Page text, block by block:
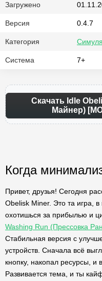
Загружено
Версия 0.4.7
Категория
Система 7+
Скачать Idle
Майнер)
Когда
Привет, друзья! Сегодня
Obelisk Miner. Это та игра,
охотишься за прибылью и
Washing Run (Прессовка
Стабильная версия с
устройств. Сначала всё
кнопку, накопал ресурсы, и
Развивается тема, и ты